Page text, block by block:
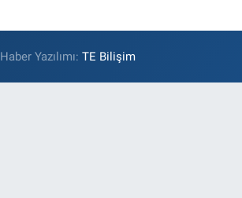
Haber Yazılımı:TE Bilişim